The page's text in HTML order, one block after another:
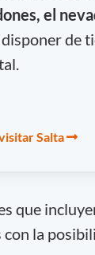
el
de
Salta
que
la